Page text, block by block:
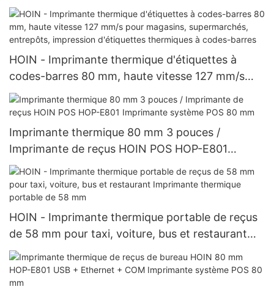
reçu de bureau autocollant thermique imprimante
d'étiquettes mobile imprimante de codes-barres
d'étiquettes thermiques
HOIN - Imprimante thermique d'étiquettes à
codes-barres 80 mm, haute vitesse 127 mm/s
pour magasins, supermarchés, entrepôts,
impression d'étiquettes thermiques à codes-
barres
Imprimante thermique 80 mm 3 pouces /
Imprimante de reçus HOIN POS HOP-E801
Imprimante système POS 80 mm
HOIN - Imprimante thermique portable de reçus
de 58 mm pour taxi, voiture, bus et restaurant
Imprimante thermique portable de 58 mm